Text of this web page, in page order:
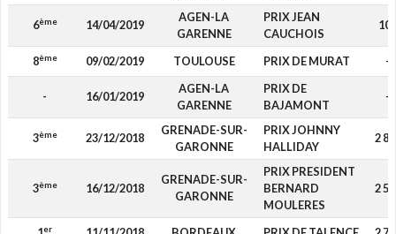
6ème 14/04/2019
AGEN-LA
GARENNE
PRIX JEAN
CAUCHOIS
100
8ème 09/02/2019 TOULOUSE PRIX DE MURAT -
- 16/01/2019
AGEN-LA
GARENNE
PRIX DE
BAJAMONT
-
3ème 23/12/2018
GRENADE-SUR-
GARONNE
PRIX JOHNNY
HALLIDAY
2
3ème 16/12/2018
GRENADE-SUR-
GARONNE
PRIX PRESIDENT
BERNARD
MOULERES
2
er